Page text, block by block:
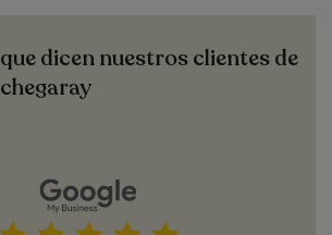
dicen nuestros clientes de